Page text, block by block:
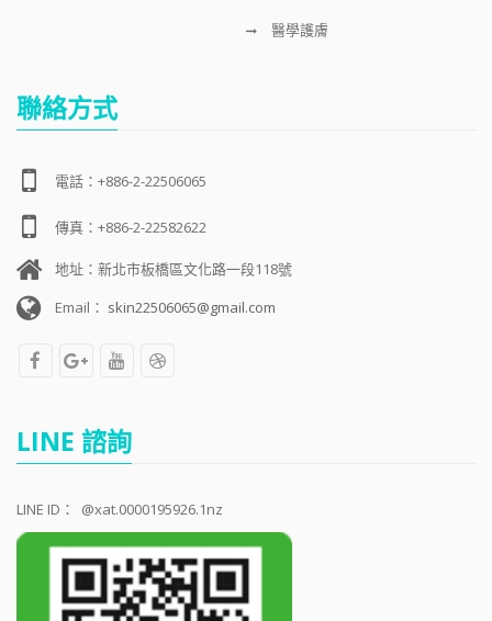
醫學護膚
聯絡方式
電話：+886-2-22506065
傳真：+886-2-22582622
地址：新北市板橋區文化路一段118號
Email： skin22506065@gmail.com
LINE 諮詢
LINE ID： @xat.0000195926.1nz